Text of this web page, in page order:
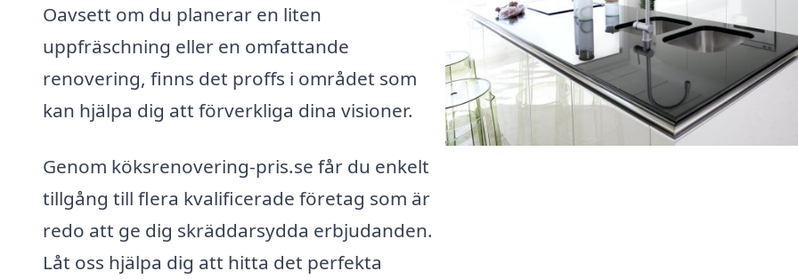
Oavsett om du planerar en liten
uppfräschning eller en omfattande
renovering, finns det proffs i området som
kan hjälpa dig att förverkliga dina visioner.
Genom köksrenovering-pris.se får du enkelt
tillgång till flera kvalificerade företag som är
redo att ge dig skräddarsydda erbjudanden.
Låt oss hjälpa dig att hitta det perfekta